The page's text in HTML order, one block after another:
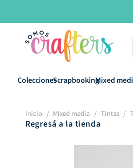
ColeccionesScrapbookingMixed
Inicio / Mixed media / Tintas /
Regresá a la tienda